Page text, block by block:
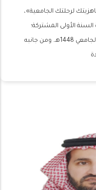
لرحلتك الجامعية»،
الأولى المشتركة؛
لاستقبال الطلبة المستجدين للعام الجامعي 1448هـ. ومن جانبه